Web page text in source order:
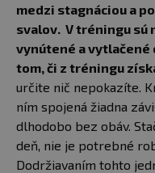
medzi stagnáciou a
svalov. V tréningu sú
vynútené a vytlačené
tom, či z tréningu
určite nič nepokazíte.
ním spojená žiadna
dlhodobo bez obáv.
deň, nie je potrebné
Dodržiavaním tohto